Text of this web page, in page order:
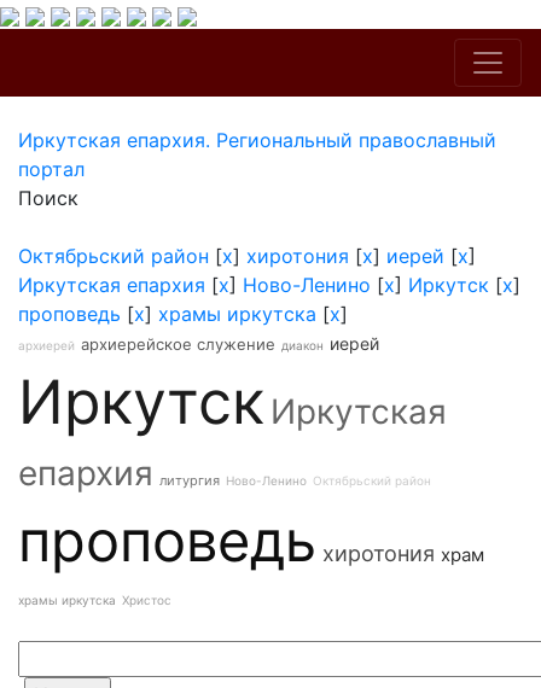
Иркутская епархия. Региональный православный
портал
Поиск
Октябрьский район [x] хиротония [x] иерей [x]
Иркутская епархия [x] Ново-Ленино [x] Иркутск [x]
проповедь [x] храмы иркутска [x]
архиерей архиерейское служение диакон иерей
Иркутск Иркутская
епархия литургия Ново-Ленино Октябрьский район
проповедь хиротония храм
храмы иркутска Христос